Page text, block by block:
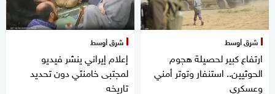
شرق أوسط
ارتفاع كبير لحصيلة هجوم
الحوثيين.. استنفار وتوتر أمني
وعسكري
شرق أوسط
إعلام إيراني ينشر فيديو
لمجتبى خامنئي دون تحديد
تاريخه